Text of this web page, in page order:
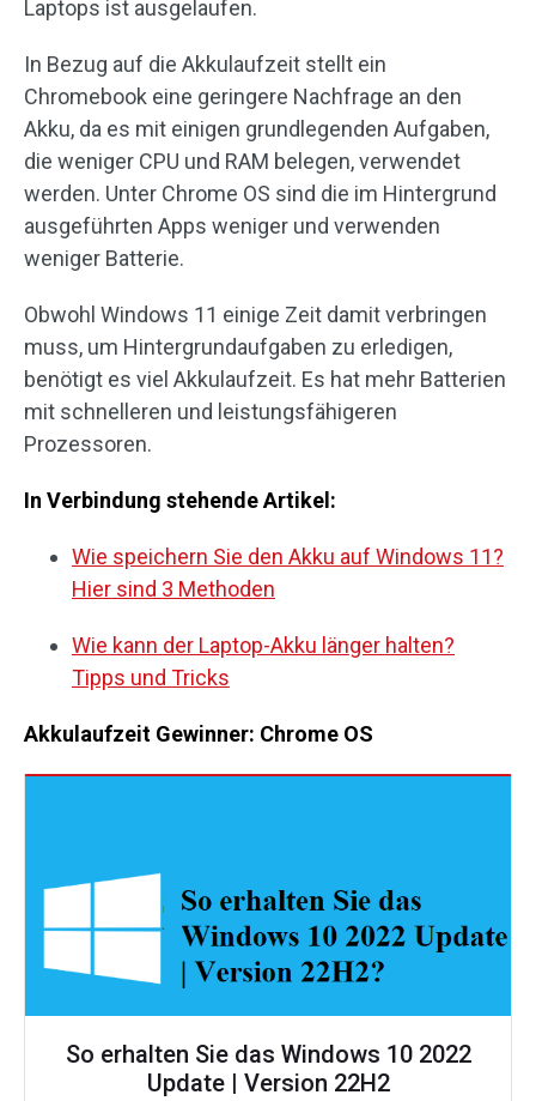
Laptops ist ausgelaufen.
In Bezug auf die Akkulaufzeit stellt ein
Chromebook eine geringere Nachfrage an den
Akku, da es mit einigen grundlegenden Aufgaben,
die weniger CPU und RAM belegen, verwendet
werden. Unter Chrome OS sind die im Hintergrund
ausgeführten Apps weniger und verwenden
weniger Batterie.
Obwohl Windows 11 einige Zeit damit verbringen
muss, um Hintergrundaufgaben zu erledigen,
benötigt es viel Akkulaufzeit. Es hat mehr Batterien
mit schnelleren und leistungsfähigeren
Prozessoren.
In Verbindung stehende Artikel:
Wie speichern Sie den Akku auf Windows 11?
Hier sind 3 Methoden
Wie kann der Laptop-Akku länger halten?
Tipps und Tricks
Akkulaufzeit Gewinner: Chrome OS
So erhalten Sie das Windows 10 2022
Update | Version 22H2